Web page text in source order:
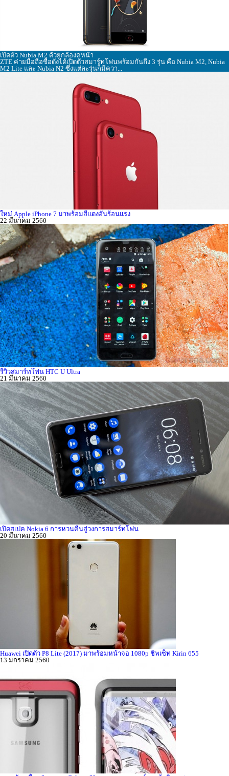
เปิดตัว Nubia M2 ด้วยกล้องคู่หน้า
ZTE ค่ายมือถือชื่อดังได้เปิดตัวสมาร์ทโฟนพร้อมกันถึง 3 รุ่น คือ Nubia M2, Nubia
M2 Lite และ Nubia N2 ซึ่งแต่ละรุ่นก็มีควา...
ใหม่ Apple iPhone 7 มาพร้อมสีแดงอันร้อนแรง
22 มีนาคม 2560
รีวิวสมาร์ทโฟน HTC U Ultra
21 มีนาคม 2560
เปิดสเปค Nokia 6 การหวนคืนสู่วงการสมาร์ทโฟน
20 มีนาคม 2560
Huawei เปิดตัว P8 Lite (2017) มาพร้อมหน้าจอ 1080p ชิพเซ็ท Kirin 655
13 มกราคม 2560